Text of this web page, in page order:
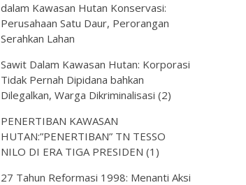
dalam Kawasan Hutan Konservasi:
Perusahaan Satu Daur, Perorangan
Serahkan Lahan
Sawit Dalam Kawasan Hutan: Korporasi
Tidak Pernah Dipidana bahkan
Dilegalkan, Warga Dikriminalisasi (2)
PENERTIBAN KAWASAN
HUTAN:”PENERTIBAN” TN TESSO
NILO DI ERA TIGA PRESIDEN (1)
27 Tahun Reformasi 1998: Menanti Aksi